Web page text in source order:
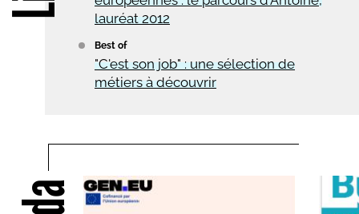
lauréat 2012
Best of
"C'est son job" : une sélection de
métiers à découvrir